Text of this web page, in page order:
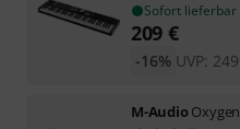
Sofort lieferbar
209 €
UVP: 249
-16%
M-Audio